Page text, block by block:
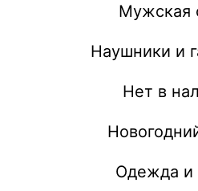
Мужская
Наушники и
Нет в
Одежда и